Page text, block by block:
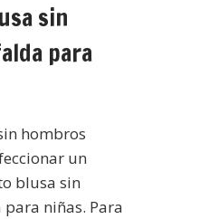
sin
para
hombros
un
blusa sin
niñas. Para